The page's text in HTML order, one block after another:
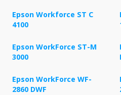
Epson Workforce ST C
4100
Epson WorkForce ST-M
3000
Epson WorkForce WF-
2860 DWF